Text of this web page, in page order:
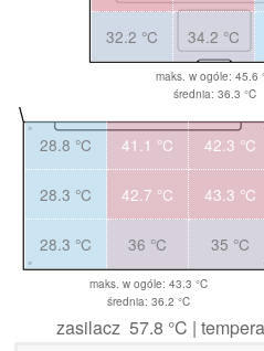
32.2 °C 34.2 °C
maks. w ogóle: 45.6
średnia: 36.3 °C
28.8 °C 41.1 °C 42.3 °C
28.3 °C 42.7 °C 43.3 °C
28.3 °C 36 °C 35 °C
maks. w ogóle: 43.3 °C
średnia: 36.2 °C
zasilacz 57.8 °C |